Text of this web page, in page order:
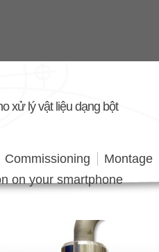
Commissioning Montage
on your smartphone
xử lý vật liệu dạng bột